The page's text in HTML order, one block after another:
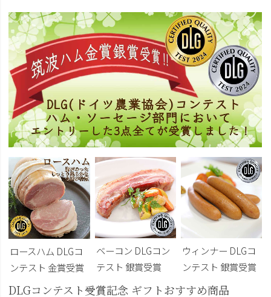
ロースハム DLGコ
ンテスト 金賞受賞
ベーコン DLGコン
テスト 銀賞受賞
ウィンナー DLGコ
ンテスト 銀賞受賞
DLGコンテスト受賞記念 ギフトおすすめ商品